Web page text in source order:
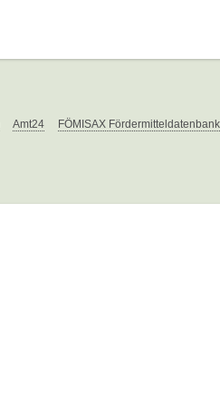
Amt24 FÖMISAX Fördermitteldatenbank